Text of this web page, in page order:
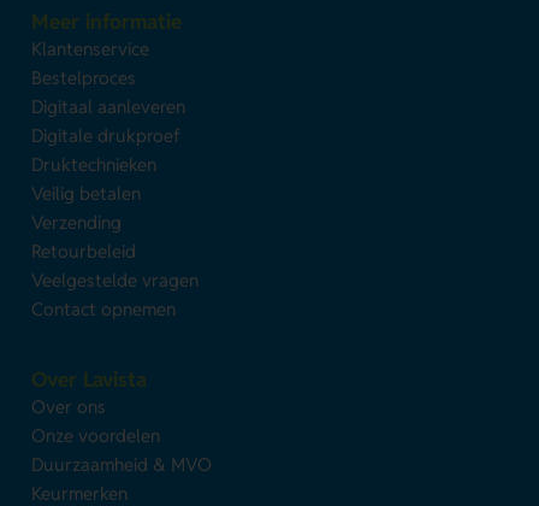
Meer informatie
Klantenservice
Bestelproces
Digitaal aanleveren
Digitale drukproef
Druktechnieken
Veilig betalen
Verzending
Retourbeleid
Veelgestelde vragen
Contact opnemen
Over Lavista
Over ons
Onze voordelen
Duurzaamheid & MVO
Keurmerken